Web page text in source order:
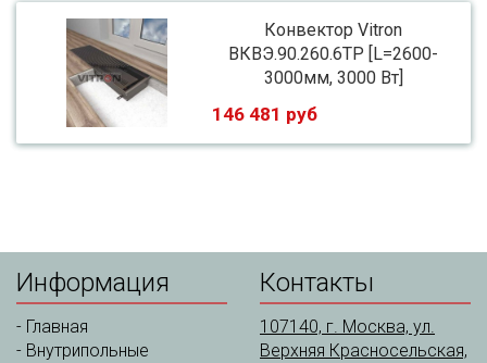
Конвектор Vitron
ВКВЭ.90.260.6ТР [L=2600-
3000мм, 3000 Вт]
146 481 руб
Информация
- Главная
- Внутрипольные
Контакты
107140, г. Москва, ул.
Верхняя Красносельская,